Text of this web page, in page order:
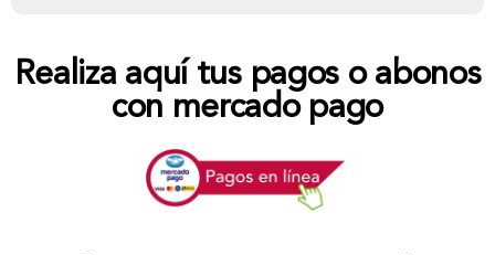
Realiza aquí tus pagos o abonos
con mercado pago